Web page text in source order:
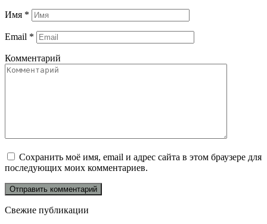
Имя *
Email *
Комментарий
Сохранить моё имя, email и адрес сайта в этом браузере для
последующих моих комментариев.
Свежие публикации